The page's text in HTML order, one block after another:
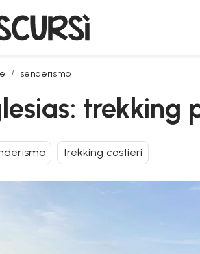
senderismo
trekking panorámico de nebida a masua
trekking
trekking costieri